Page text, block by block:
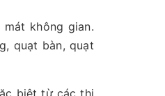
không gian.
quạt bàn, quạt
biệt từ các thị